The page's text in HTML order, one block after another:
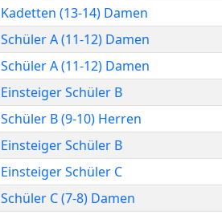
Kadetten (13-14) Damen
Schüler A (11-12) Damen
Schüler A (11-12) Damen
Einsteiger Schüler B
Schüler B (9-10) Herren
Einsteiger Schüler B
Einsteiger Schüler C
Schüler C (7-8) Damen